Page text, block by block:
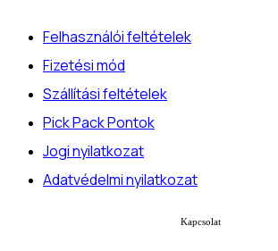
Felhasználói feltételek
Fizetési mód
Szállítási feltételek
Pick Pack Pontok
Jogi nyilatkozat
Adatvédelmi nyilatkozat
Kapcsolat